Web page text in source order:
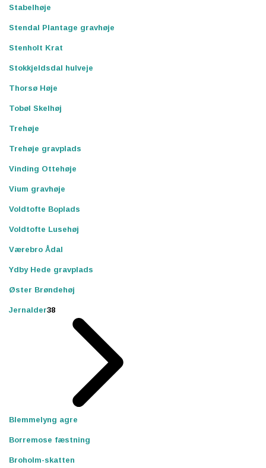
Stabelhøje
Stendal Plantage gravhøje
Stenholt Krat
Stokkjeldsdal hulveje
Thorsø Høje
Tobøl Skelhøj
Trehøje
Trehøje gravplads
Vinding Ottehøje
Vium gravhøje
Voldtofte Boplads
Voldtofte Lusehøj
Værebro Ådal
Ydby Hede gravplads
Øster Brøndehøj
Jernalder38
Blemmelyng agre
Borremose fæstning
Broholm-skatten